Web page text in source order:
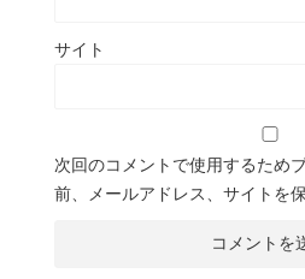
サイト
次回のコメントで使用するため
前、メールアドレス、サイトを保